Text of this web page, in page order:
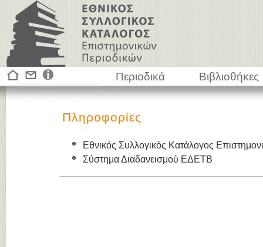
Περιοδικά Βιβλιοθήκες
Πληροφορίες
Εθνικός Συλλογικός Κατάλογος
Σύστημα Διαδανεισμού ΕΔΕΤΒ